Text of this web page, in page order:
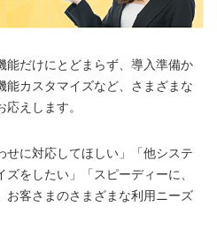
能だけにとどまらず、導入準備か
能カスタマイズなど、さまざまな
えします。
せに対応してほしい」「他システ
をしたい」「スピーディーに、
お客さまのさまざまな利用ニーズ